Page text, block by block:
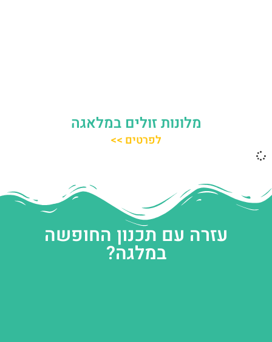
מלונות זולים במלאגה
לפרטים >>
עזרה עם תכנון החופשה
במלגה?